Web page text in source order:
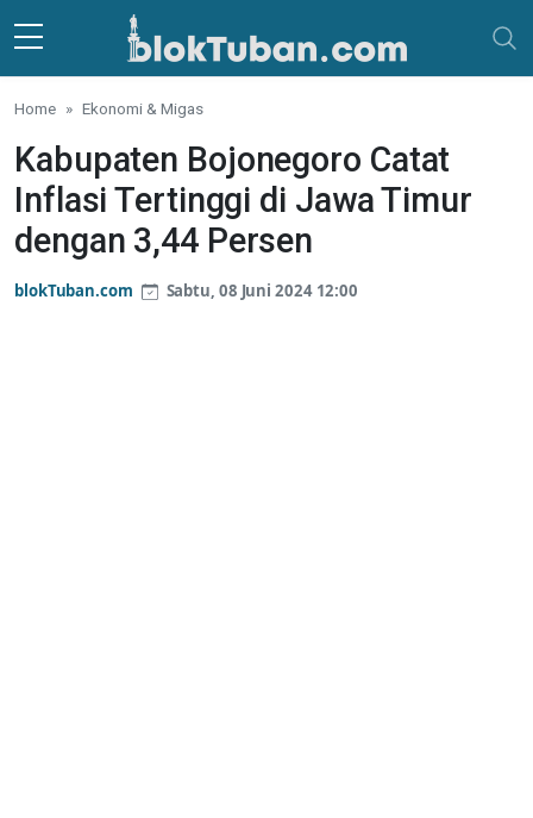
Skip to main content
Home Ekonomi & Migas
Kabupaten Bojonegoro Catat
Inflasi Tertinggi di Jawa Timur
dengan 3,44 Persen
blokTuban.com Sabtu, 08 Juni 2024 12:00